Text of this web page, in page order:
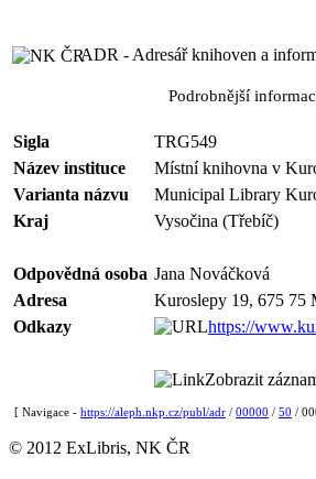
ADR - Adresář knihoven a
Podrobnější
Sigla
TRG549
Název instituce
Místní knihovna v
Varianta názvu
Municipal Library
Kraj
Vysočina (Třebíč)
Odpovědná osoba Jana Nováčková
Adresa
Kuroslepy 19, 675 75
Odkazy
https://
Zobrazit
[ Navigace - https://aleph.nkp.cz/publ/adr / 00000 / 50 /
© 2012 ExLibris, NK ČR